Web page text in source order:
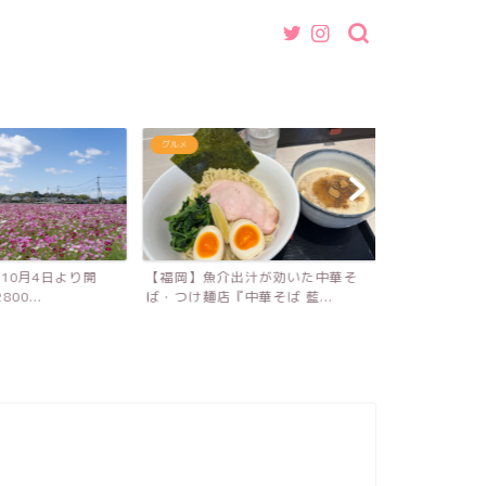
月4日より開
グルメ
【福岡】魚介出汁が効いた中華そ
ば・つけ麺店『中華そば 藍...